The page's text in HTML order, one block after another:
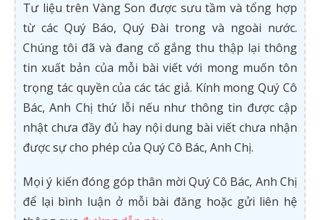
Tư liệu trên Vàng Son được sưu tầm và tổng hợp
từ các Quý Báo, Quý Đài trong và ngoài nước.
Chúng tôi đã và đang cố gắng thu thập lại thông
tin xuất bản của mỗi bài viết với mong muốn tôn
trọng tác quyền của các tác giả. Kính mong Quý Cô
Bác, Anh Chị thứ lỗi nếu như thông tin được cập
nhật chưa đầy đủ hay nội dung bài viết chưa nhận
được sự cho phép của Quý Cô Bác, Anh Chị.
Mọi ý kiến đóng góp thân mời Quý Cô Bác, Anh Chị
để lại bình luận ở mỗi bài đăng hoặc gửi liên hệ